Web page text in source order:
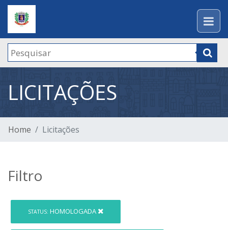
LICITAÇÕES
Home Licitações
Filtro
STATUS: HOMOLOGADA